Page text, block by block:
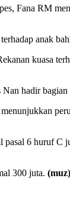
Fana RM
anak
kuasa
hadir bagian
pasal 6 huruf
300 juta. (muz)